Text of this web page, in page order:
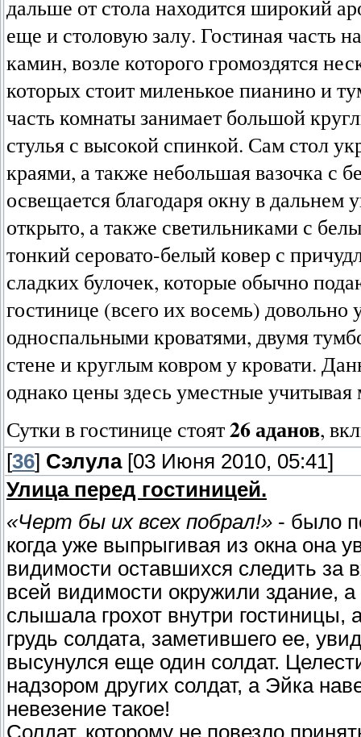
дальше от стола находится широкий
еще и столовую залу. Гостиная часть
камин, возле которого громоздятся
которых стоит миленькое пианино и
часть комнаты занимает большой
стулья с высокой спинкой. Сам стол
краями, а также небольшая вазочка с
освещается благодаря окну в дальнем
открыто, а также светильниками с
тонкий серовато-белый ковер с
сладких булочек, которые обычно
гостинице (всего их восемь)
односпальными кроватями, двумя
стене и круглым ковром у кровати.
однако цены здесь уместные
Сутки в гостинице стоят26 аданов,
[36] Сэлула[03 Июня 2010, 05:41]
Улица перед гостиницей.
«Черт бы их всех побрал!» - было
когда уже выпрыгивая из окна она
видимости оставшихся следить за
всей видимости окружили здание,
слышала грохот внутри гостиницы,
грудь солдата, заметившего ее,
высунулся еще один солдат.
надзором других солдат, а Эйка
невезение такое!
Солдат, которому не повезло